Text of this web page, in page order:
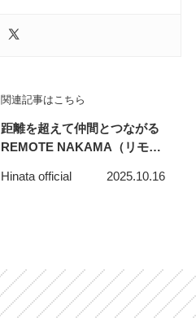
関連記事はこちら
距離を超えて仲間とつながる
REMOTE NAKAMA（リモー
くコミュニケーション
Hinata official 2025.10.16